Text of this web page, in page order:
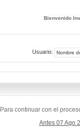
Bienvenido
Usuario:
Para continuar con el
Antes 07 Ago